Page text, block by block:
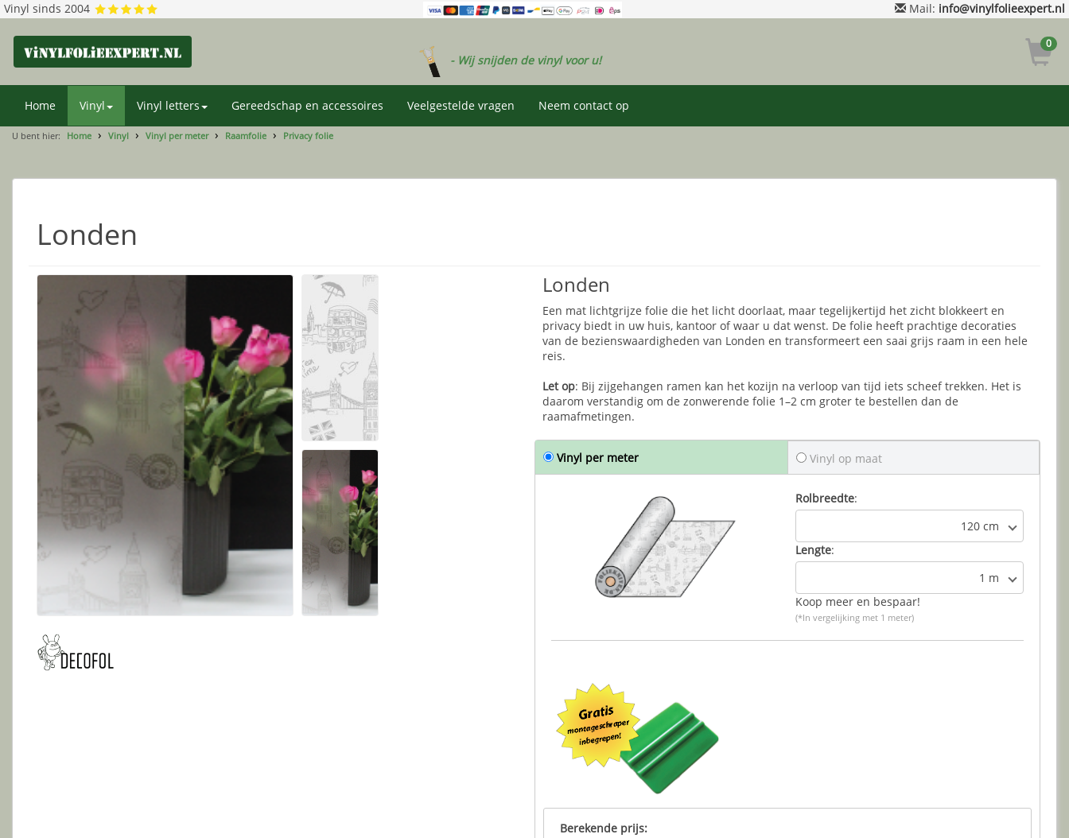
Vinyl sinds 2004 Mail: info@vinylfolieexpert.nl
- Wij snijden de vinyl voor u!
0
Home Vinyl Vinyl letters Gereedschap en accessoires Veelgestelde vragen Neem contact op
U bent hier: Home Vinyl Vinyl per meter Raamfolie Privacy folie
Londen
Londen
Een mat lichtgrijze folie die het licht doorlaat, maar tegelijkertijd het zicht blokkeert en
privacy biedt in uw huis, kantoor of waar u dat wenst. De folie heeft prachtige decoraties
van de bezienswaardigheden van Londen en transformeert een saai grijs raam in een hele
reis.
Let op: Bij zijgehangen ramen kan het kozijn na verloop van tijd iets scheef trekken. Het is
daarom verstandig om de zonwerende folie 1–2 cm groter te bestellen dan de
raamafmetingen.
Vinyl per meter Vinyl op maat
Rolbreedte:
120 cm
Lengte:
1 m
Koop meer en bespaar!
(*In vergelijking met 1 meter)
Berekende prijs: